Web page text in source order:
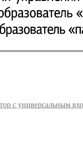
с универсальным